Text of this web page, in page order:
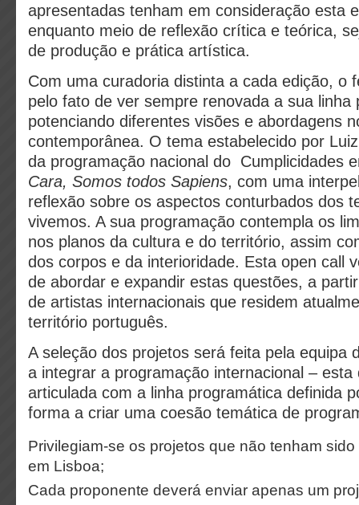
apresentadas tenham em consideração esta
enquanto meio de reflexão crítica e teórica,
de produção e prática artística.
Com uma curadoria distinta a cada edição, o
pelo fato de ver sempre renovada a sua linha
potenciando diferentes visões e abordagens
contemporânea. O tema estabelecido por
da programação nacional do Cumplicidades
Cara, Somos todos Sapiens, com uma
reflexão sobre os aspectos conturbados dos
vivemos. A sua programação contempla os
nos planos da cultura e do território, assim
dos corpos e da interioridade. Esta open call
de abordar e expandir estas questões, a
de artistas internacionais que residem
território português.
A seleção dos projetos será feita pela equipa
a integrar a programação internacional – esta
articulada com a linha programática definida
forma a criar uma coesão temática de
Privilegiam-se os projetos que não tenham
em Lisboa;
Cada proponente deverá enviar apenas um